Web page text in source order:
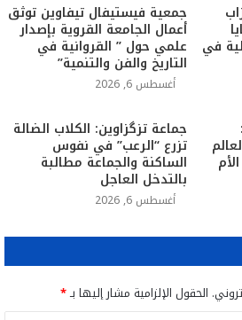
في
جمعية فيستيفال تيفاوين توثق
أعمال الجامعة القروية بإصدار
علمي حول ” القروانية في
التاريخ والفن والتنمية”
أغسطس 6, 2026
جماعة تزگزاوين: الكلاب الضالة
تزرع “الرعب” في نفوس
الساكنة والجماعة مطالبة
بالتدخل العاجل
أغسطس 6, 2026
الحقول الإلزامية مشار إليها بـ*